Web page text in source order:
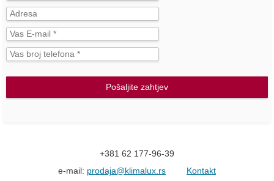
Pošaljite zahtjev
+381 62 177-96-39
e-mail: prodaja@klimalux.rs Kontakt